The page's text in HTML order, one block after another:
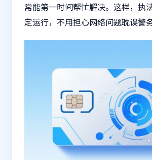
常能第一时间帮忙解决。这样，执
定运行，不用担心网络问题耽误警务